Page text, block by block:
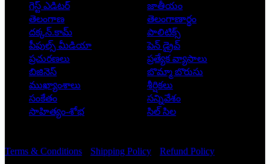
గెస్ట్ ఎడిటర్
జాతీయం
తెలంగాణ
తెలంగాణార్థం
దక్కన్.కామ్
పాలిటిక్స్
పీపుల్స్ ‌మీడియా
పెన్ డ్రైవ్
ప్రచురణలు
ప్రత్యేక వ్యాసాలు
బిజినెస్
బొమ్మా బొరుసు
ముఖ్యాంశాలు
శీర్షికలు
సంకేతం
సన్నివేశం
సాహిత్యం-శోభ
సిల్ సిల
Terms & Conditions Shipping Policy
Refund Policy